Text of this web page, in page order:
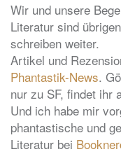
Wir und unsere
Literatur sind
schreiben weiter.
Artikel und
Phantastik-News.
nur zu SF, findet ihr
Und ich habe mir
phantastische und
Literatur bei